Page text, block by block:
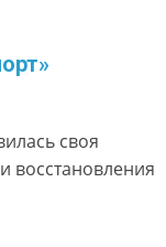
своя
восстановления